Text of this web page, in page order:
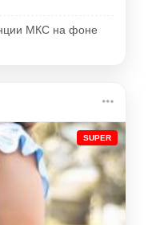
МКС на фоне
SUPER